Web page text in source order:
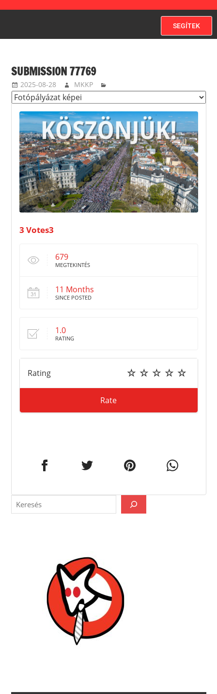
SEGÍTEK
SUBMISSION 77769
2025-08-28 MKKP
3 Votes3
679
MEGTEKINTÉS
11 Months
SINCE POSTED
1.0
RATING
Rating
Rate